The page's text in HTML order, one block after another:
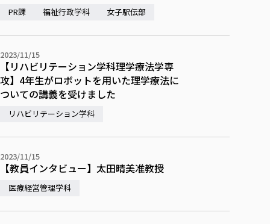
教育実践活動（教育学科学生のみ受講可能）
学費（学部学科）
授業料減免・奨学金等
宿舎の紹介
学生生活サポート
学生自主活動支援
社会人学生の育児支援（一時預かり）
PR課 福祉行政学科 女子駅伝部
2023/11/15
【リハビリテーション学科理学療法学専
攻】4年生がロボットを用いた理学療法に
ついての講義を受けました
リハビリテーション学科
2023/11/15
【教員インタビュー】太田晴美准教授
医療経営管理学科